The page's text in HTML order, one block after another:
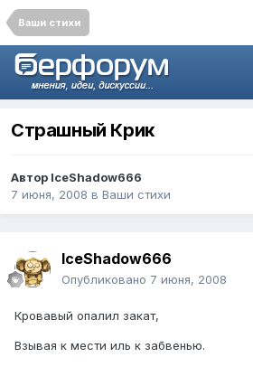
Ваши стихи
Страшный Крик
Автор IceShadow666
7 июня, 2008 в Ваши стихи
IceShadow666
Опубликовано 7 июня, 2008
Кровавый опалил закат,
Взывая к мести иль к забвенью.